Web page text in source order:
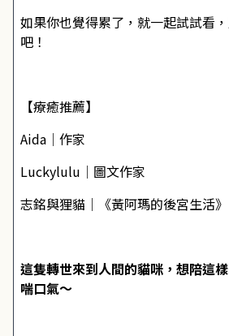
如果你也覺得累了，就一起試試看
吧！
【療癒推薦】
Aida│作家
Luckylulu│圖文作家
志銘與狸貓│《黃阿瑪的後宮生活》
這隻轉世來到人間的貓咪，想陪這
喘口氣～